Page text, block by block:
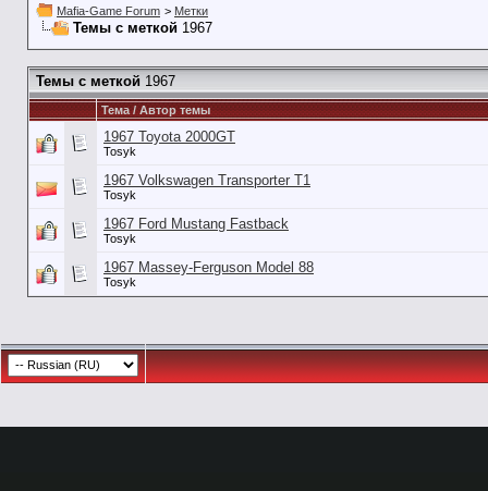
Mafia-Game Forum > Метки
Темы с меткой 1967
Темы с меткой 1967
Тема / Автор темы
1967 Toyota 2000GT
Tosyk
1967 Volkswagen Transporter T1
Tosyk
1967 Ford Mustang Fastback
Tosyk
1967 Massey-Ferguson Model 88
Tosyk